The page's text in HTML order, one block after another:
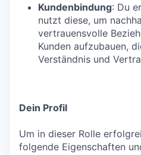
Kundenbindung: Du
nutzt diese, um
vertrauensvolle
Kunden aufzubauen,
Verständnis und
Dein Profil
Um in dieser Rolle
folgende Eigenschaften